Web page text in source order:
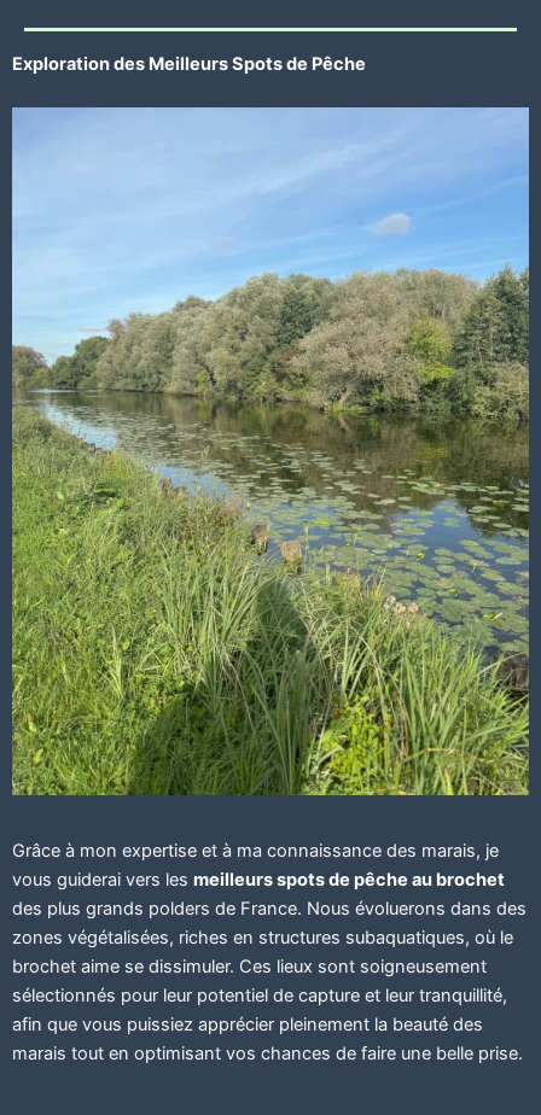
Exploration des Meilleurs Spots de Pêche
Grâce à mon expertise et à ma connaissance des marais, je
vous guiderai vers les meilleurs spots de pêche au brochet
des plus grands polders de France. Nous évoluerons dans des
zones végétalisées, riches en structures subaquatiques, où le
brochet aime se dissimuler. Ces lieux sont soigneusement
sélectionnés pour leur potentiel de capture et leur tranquillité,
afin que vous puissiez apprécier pleinement la beauté des
marais tout en optimisant vos chances de faire une belle prise.